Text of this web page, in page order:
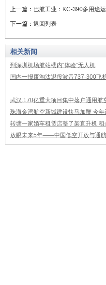
上一篇： 巴航工业：KC-390多用途
下一篇： 返回列表
相关新闻
到深圳机场航站楼内“体验”无人机
国内一报废淘汰退役波音737-300飞
武汉:170亿重大项目集中落户通用航
珠海金湾航空新城建设快马加鞭 今
转塘一家婚车租赁店整了架直升机
放眼未来5年——中国低空开放与通